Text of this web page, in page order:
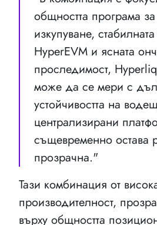
общността програма
изкупуване,
HyperEVM и ясната
проследимост,
може да се мери с
устойчивостта на
централизирани
същевременно остава
прозрачна."
Тази комбинация от
производителност,
върху общността